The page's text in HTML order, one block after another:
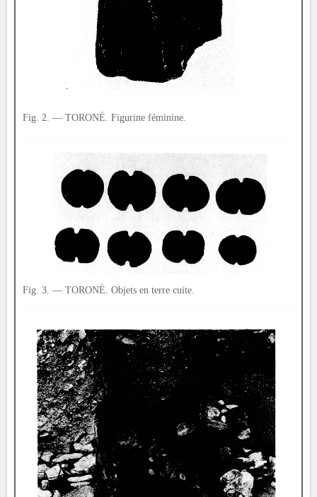
Fig. 2. — TORONÈ. Figurine féminine.
Fig. 3. — TORONÈ. Objets en terre cuite.